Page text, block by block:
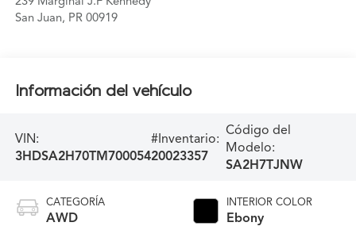
San Juan, PR 00919
Información del vehículo
VIN:
3HDSA2H70TM700054
#Inventario:
20023357
Código del
Modelo:
SA2H7TJNW
CATEGORÍA
AWD
INTERIOR COLOR
Ebony